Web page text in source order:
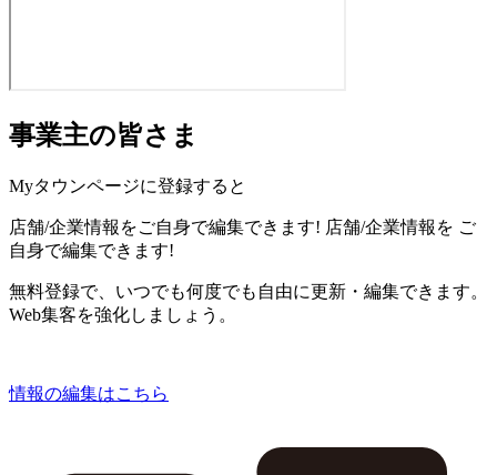
事業主の皆さま
Myタウンページに登録すると
店舗/企業情報をご自身で編集できます! 店舗/企業情報を ご
自身で編集できます!
無料登録で、いつでも何度でも自由に更新・編集できます。
Web集客を強化しましょう。
情報の編集はこちら